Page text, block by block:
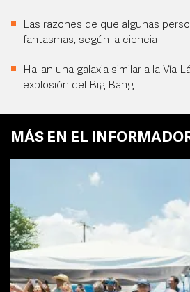
Las razones de que algunas
fantasmas, según la ciencia
Hallan una galaxia similar a la Vía
explosión del Big Bang
MÁS EN EL